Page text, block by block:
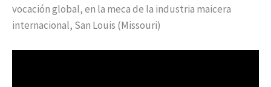
vocación global, en la meca de la industria maicera
internacional, San Louis (Missouri)